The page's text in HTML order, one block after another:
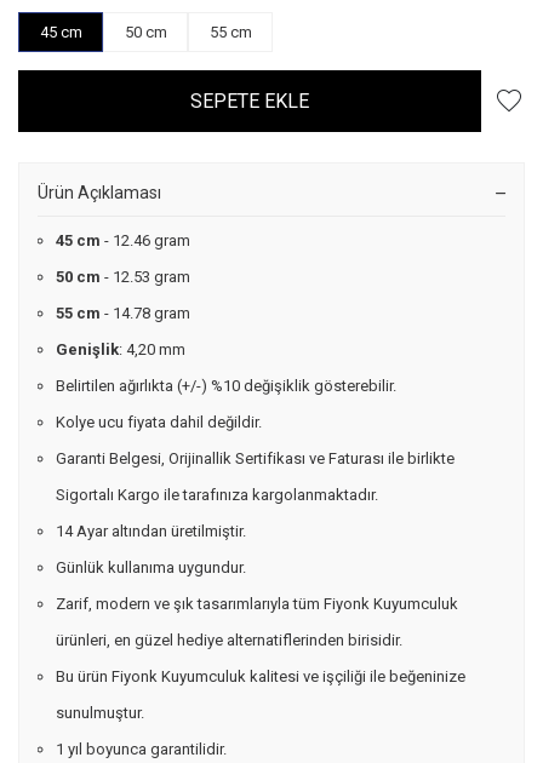
45 cm 50 cm 55 cm
SEPETE EKLE
Ürün Açıklaması
45 cm - 12.46 gram
50 cm - 12.53 gram
55 cm - 14.78 gram
Genişlik: 4,20 mm
Belirtilen ağırlıkta (+/-) %10 değişiklik gösterebilir.
Kolye ucu fiyata dahil değildir.
Garanti Belgesi, Orijinallik Sertifikası ve Faturası ile birlikte
Sigortalı Kargo ile tarafınıza kargolanmaktadır.
14 Ayar altından üretilmiştir.
Günlük kullanıma uygundur.
Zarif, modern ve şık tasarımlarıyla tüm Fiyonk Kuyumculuk
ürünleri, en güzel hediye alternatiflerinden birisidir.
Bu ürün Fiyonk Kuyumculuk kalitesi ve işçiliği ile beğeninize
sunulmuştur.
1 yıl boyunca garantilidir.